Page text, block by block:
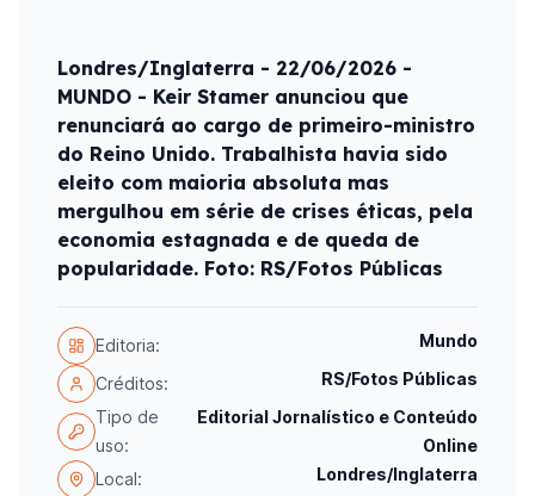
Londres/Inglaterra - 22/06/2026 -
MUNDO - Keir Stamer anunciou que
renunciará ao cargo de primeiro-ministro
do Reino Unido. Trabalhista havia sido
eleito com maioria absoluta mas
mergulhou em série de crises éticas, pela
economia estagnada e de queda de
popularidade. Foto: RS/Fotos Públicas
Editoria: Mundo
Créditos:
RS/Fotos Públicas
Tipo de
uso:
Editorial Jornalístico e Conteúdo
Online
Local:
Londres/Inglaterra